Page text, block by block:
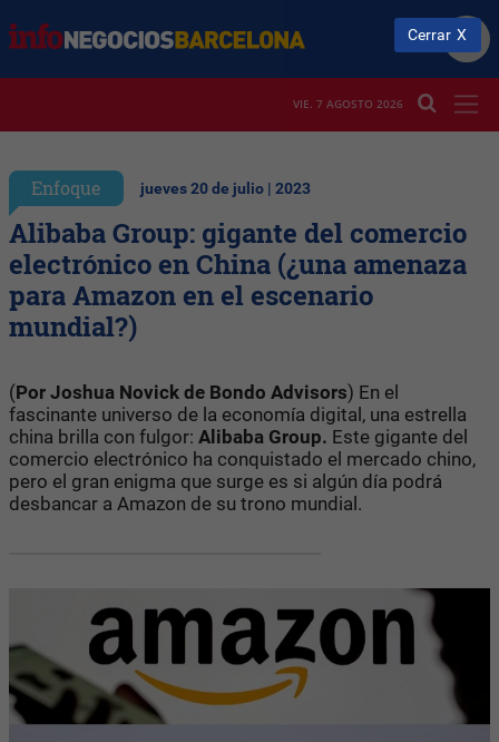
VIE. 7 AGOSTO 2026
Enfoque jueves 20 de julio | 2023
Alibaba Group: gigante del comercio
electrónico en China (¿una amenaza
para Amazon en el escenario
mundial?)
(Por Joshua Novick de Bondo Advisors) En el
fascinante universo de la economía digital, una estrella
china brilla con fulgor: Alibaba Group. Este gigante del
comercio electrónico ha conquistado el mercado chino,
pero el gran enigma que surge es si algún día podrá
desbancar a Amazon de su trono mundial.
Cerrar